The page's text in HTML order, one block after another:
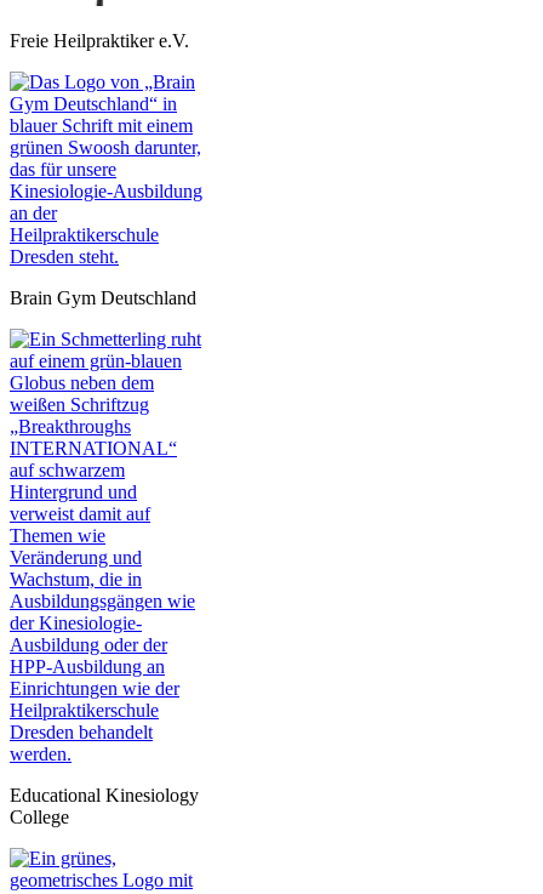
Freie Heilpraktiker e.V.
Brain Gym Deutschland
Educational Kinesiology
College